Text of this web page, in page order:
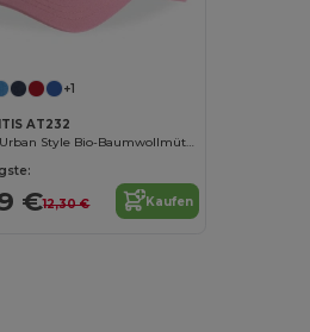
+1
AT232
Kinder Urban Style Bio-Baumwollmütze
€12,30 € Kaufen